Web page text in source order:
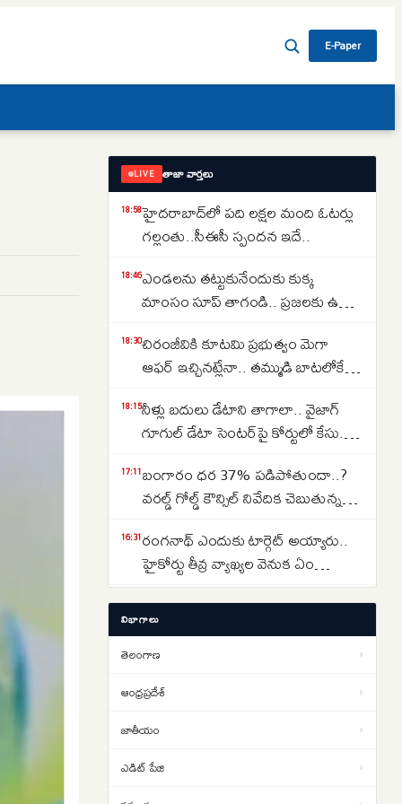
E-Paper
LIVE తాజా వార్తలు
18:58హైదరాబాద్‌లో పది లక్షల మంది ఓటర్లు
గల్లంతు..సీఈసీ స్పందన ఇదే..
18:46ఎండలను తట్టుకునేందుకు కుక్క
మాంసం సూప్ తాగండి.. ప్రజలకు ఉత్తర
18:30చిరంజీవికి కూటమి ప్రభుత్వం మెగా
ఆఫర్ ఇచ్చినట్లేనా.. తమ్ముడి బాటలోకే
18:15నీళ్లు బదులు డేటాని తాగాలా.. వైజాగ్
గూగుల్ డేటా సెంటర్‌పై కోర్టులో కేసు..
17:11బంగారం ధర 37% పడిపోతుందా..?
వరల్డ్ గోల్డ్ కౌన్సిల్ నివేదిక చెబుతున్న
16:31రంగనాథ్ ఎందుకు టార్గెట్ అయ్యారు..
హైకోర్టు తీవ్ర వ్యాఖ్యల వెనుక ఏం
జరిగింది?
14:37తెలంగాణలో రూ. 40 వేల కోట్ల రైల్వే
ప్రాజెక్టులు ఫాస్ట్ ట్రాక్.. కాని ఒకటే
సమస్య..అదేంటంటే..
మూఢనమ్మకాల మధ్య వేడెక్కిన
12:30Real Estate: హైదరాబాద్ రియల్
ఎస్టేట్ చూపు వరంగల్ హైవే వైపు…
11:24
విభాగాలు
తెలంగాణ ›
ఆంధ్రప్రదేశ్ ›
జాతీయం ›
ఎడిట్ పేజి ›